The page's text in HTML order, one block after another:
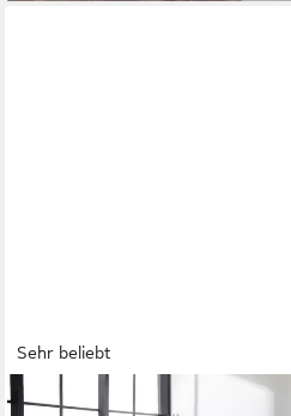
Sehr beliebt
OTTO HOME